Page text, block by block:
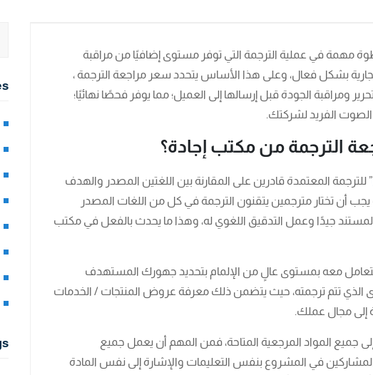
مهمة في عملية الترجمة التي توفر مستوى إضافيًا من مراقبة
بشكل فعال، وعلى هذا الأساس يتحدد سعر مراجعة الترجمة ،
ومراقبة الجودة قبل إرسالها إلى العميل؛ مما يوفر فحصًا نهائيًا؛
الصوت الفريد لشركتك.
الترجمة من مكتب إجادة؟
” للترجمة المعتمدة قادرين على المقارنة بين اللغتين المصدر والهدف
أن تختار مترجمين يتقنون الترجمة في كل من اللغات المصدر
جيدًا وعمل التدقيق اللغوي له، وهذا ما يحدث بالفعل في مكتب
معه بمستوى عالٍ من الإلمام بتحديد جهورك المستهدف
الذي تتم ترجمته، حيث يتضمن ذلك معرفة عروض المنتجات / الخدمات
إلى مجال عملك.
جميع المواد المرجعية المتاحة، فمن المهم أن يعمل جميع
في المشروع بنفس التعليمات والإشارة إلى نفس المادة